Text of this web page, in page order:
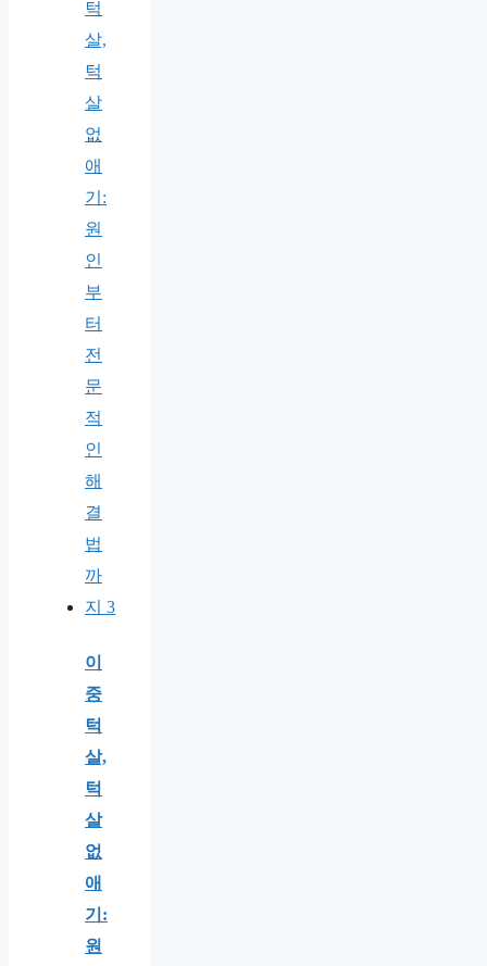
이
중
턱
살,
턱
살
없
애
기:
원